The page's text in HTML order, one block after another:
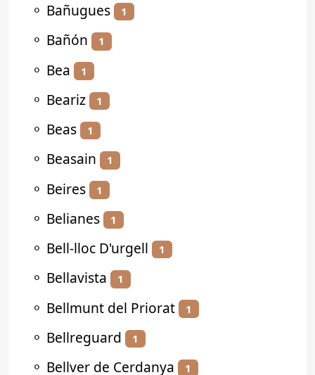
⚬ Bañugues 1
⚬ Bañón 1
⚬ Bea 1
⚬ Beariz 1
⚬ Beas 1
⚬ Beasain 1
⚬ Beires 1
⚬ Belianes 1
⚬ Bell-lloc D'urgell 1
⚬ Bellavista 1
⚬ Bellmunt del Priorat 1
⚬ Bellreguard 1
⚬ Bellver de Cerdanya 1